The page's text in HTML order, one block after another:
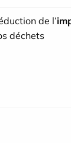
de l’
déchets